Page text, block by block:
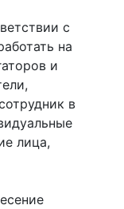
с
на
и
в
лица,